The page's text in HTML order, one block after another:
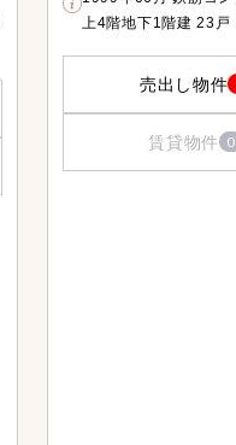
上4階地下1階建 23戸
売出し物件
賃貸物件 0